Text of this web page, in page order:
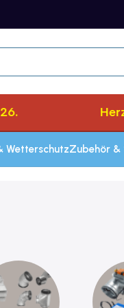
WetterschutzZubehör &